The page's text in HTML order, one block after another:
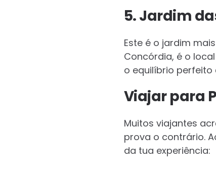
5. Jardim
Este é o jardim
Concórdia, é o
o equilíbrio
Viajar para
Muitos viajantes
prova o contrário.
da tua experiência: